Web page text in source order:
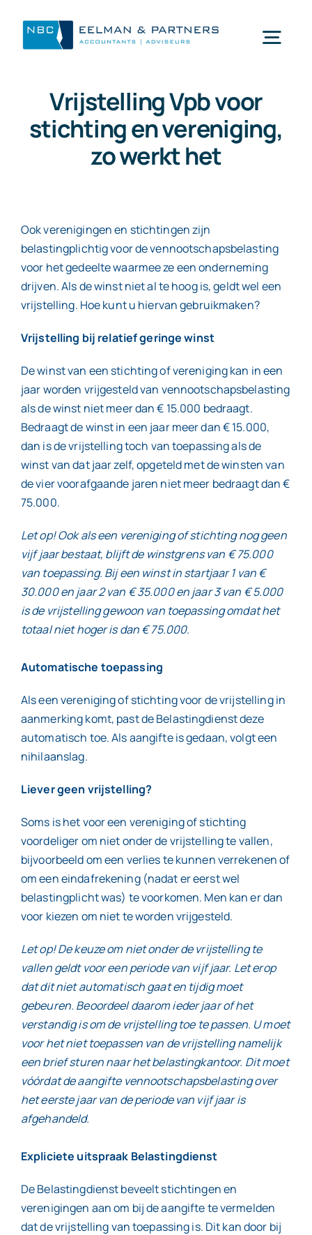
inhoud
Wat doen wij
Wie zijn wij
Nieuws
Werken bij
Vrijstelling Vpb voor
stichting en vereniging,
zo werkt het
Ook verenigingen en stichtingen zijn
belastingplichtig voor de vennootschapsbelasting
voor het gedeelte waarmee ze een onderneming
drijven. Als de winst niet al te hoog is, geldt wel een
vrijstelling. Hoe kunt u hiervan gebruikmaken?
Vrijstelling bij relatief geringe winst
De winst van een stichting of vereniging kan in een
jaar worden vrijgesteld van vennootschapsbelasting
als de winst niet meer dan € 15.000 bedraagt.
Bedraagt de winst in een jaar meer dan € 15.000,
dan is de vrijstelling toch van toepassing als de
winst van dat jaar zelf, opgeteld met de winsten van
de vier voorafgaande jaren niet meer bedraagt dan €
75.000.
Let op! Ook als een vereniging of stichting nog geen
vijf jaar bestaat, blijft de winstgrens van € 75.000
van toepassing. Bij een winst in startjaar 1 van €
30.000 en jaar 2 van € 35.000 en jaar 3 van € 5.000
is de vrijstelling gewoon van toepassing omdat het
totaal niet hoger is dan € 75.000.
Automatische toepassing
Als een vereniging of stichting voor de vrijstelling in
aanmerking komt, past de Belastingdienst deze
automatisch toe. Als aangifte is gedaan, volgt een
nihilaanslag.
Liever geen vrijstelling?
Soms is het voor een vereniging of stichting
voordeliger om niet onder de vrijstelling te vallen,
bijvoorbeeld om een verlies te kunnen verrekenen of
om een eindafrekening (nadat er eerst wel
belastingplicht was) te voorkomen. Men kan er dan
voor kiezen om niet te worden vrijgesteld.
Let op! De keuze om niet onder de vrijstelling te
vallen geldt voor een periode van vijf jaar. Let erop
dat dit niet automatisch gaat en tijdig moet
gebeuren. Beoordeel daarom ieder jaar of het
verstandig is om de vrijstelling toe te passen. U moet
voor het niet toepassen van de vrijstelling namelijk
een brief sturen naar het belastingkantoor. Dit moet
vóórdat de aangifte vennootschapsbelasting over
het eerste jaar van de periode van vijf jaar is
afgehandeld.
Expliciete uitspraak Belastingdienst
De Belastingdienst beveelt stichtingen en
verenigingen aan om bij de aangifte te vermelden
dat de vrijstelling van toepassing is. Dit kan door bij